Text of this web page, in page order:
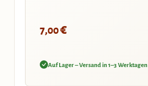
7,00€
Auf Lager – Versand in 1–3 Werktagen